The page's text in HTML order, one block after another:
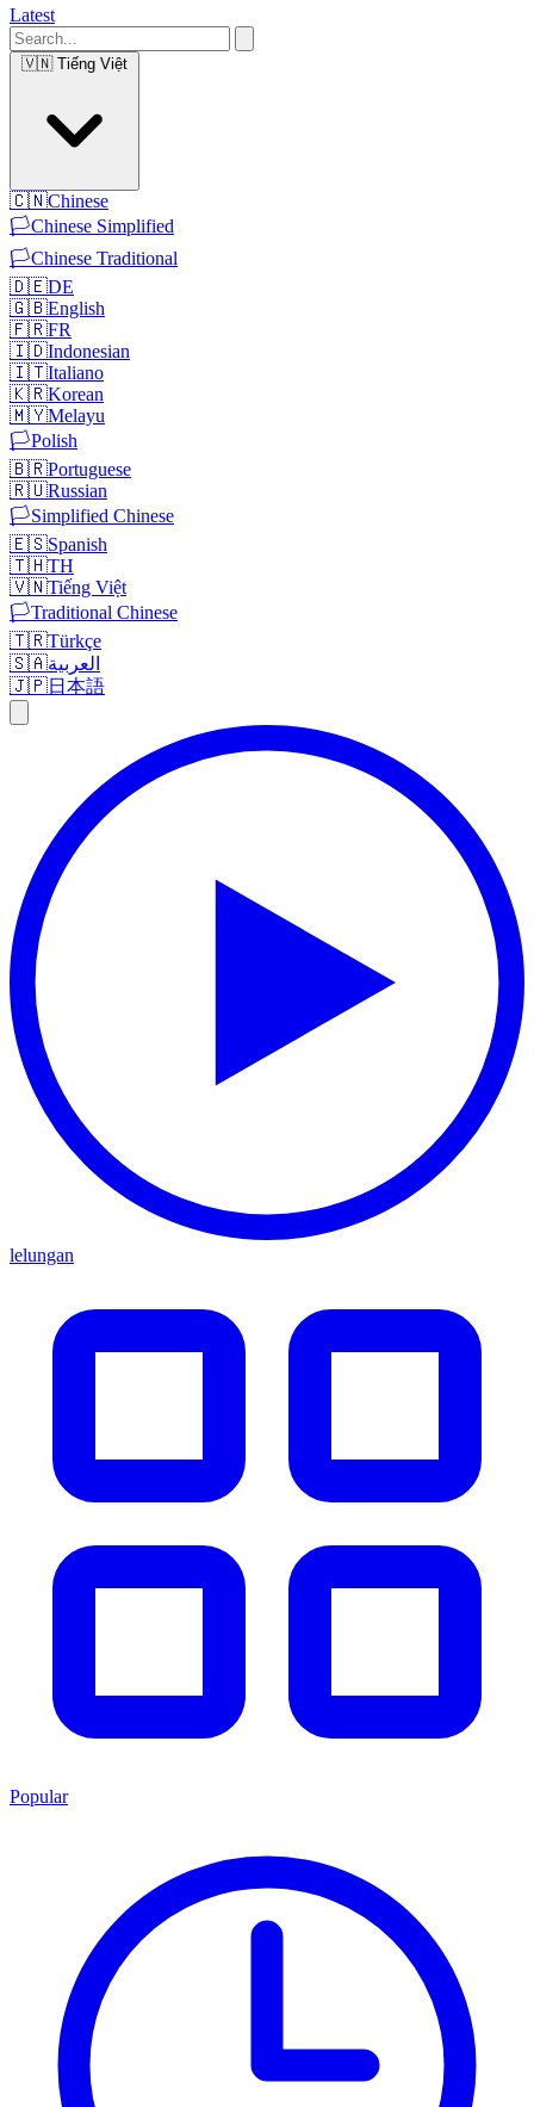
Latest
🇻🇳 Tiếng Việt
🇨🇳Chinese
🏳️Chinese Simplified
🏳️Chinese Traditional
🇩🇪DE
🇬🇧English
🇫🇷FR
🇮🇩Indonesian
🇮🇹Italiano
🇰🇷Korean
🇲🇾Melayu
🏳️Polish
🇧🇷Portuguese
🇷🇺Russian
🏳️Simplified Chinese
🇪🇸Spanish
🇹🇭TH
🇻🇳Tiếng Việt
🏳️Traditional Chinese
🇹🇷Türkçe
🇸🇦العربية
🇯🇵日本語
lelungan
Popular